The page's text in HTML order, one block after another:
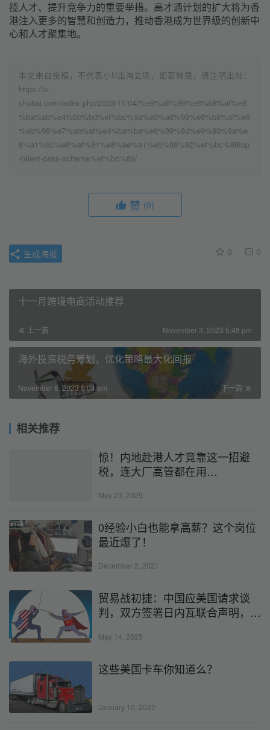
揽人才、提升竞争力的重要举措。高才通计划的扩大将为香
港注入更多的智慧和创造力，推动香港成为世界级的创新中
心和人才聚集地。
本文来自投稿，不代表小U出海立场，如若转载，请注明出处：
https://u-
chuhai.com/index.php/2023/11/04/%e9%a6%99%e6%b8%af%e8
%ba%ab%e4%bb%bd%ef%bc%9a%e9%a6%99%e6%b8%af%e9
%ab%98%e7%ab%af%e4%ba%ba%e6%89%8d%e9%80%9a%e
8%a1%8c%e8%af%81%e8%ae%a1%e5%88%92%ef%bc%88top
-talent-pass-scheme%ef%bc%89/
赞 (0)
0 0
生成海报
十一月跨境电商活动推荐
上一篇 November 3, 2023 5:48 pm
海外投资税务筹划，优化策略最大化回报
下一篇
November 6, 2023 9:04 am
相关推荐
惊！内地赴港人才竟靠这一招避
税，连大厂高管都在用…
May 23, 2025
0经验小白也能拿高薪？这个岗位
最近爆了！
December 2, 2021
贸易战初捷：中国应美国请求谈
判，双方签署日内瓦联合声明，关
May 14, 2025
这些美国卡车你知道么？
January 10, 2022